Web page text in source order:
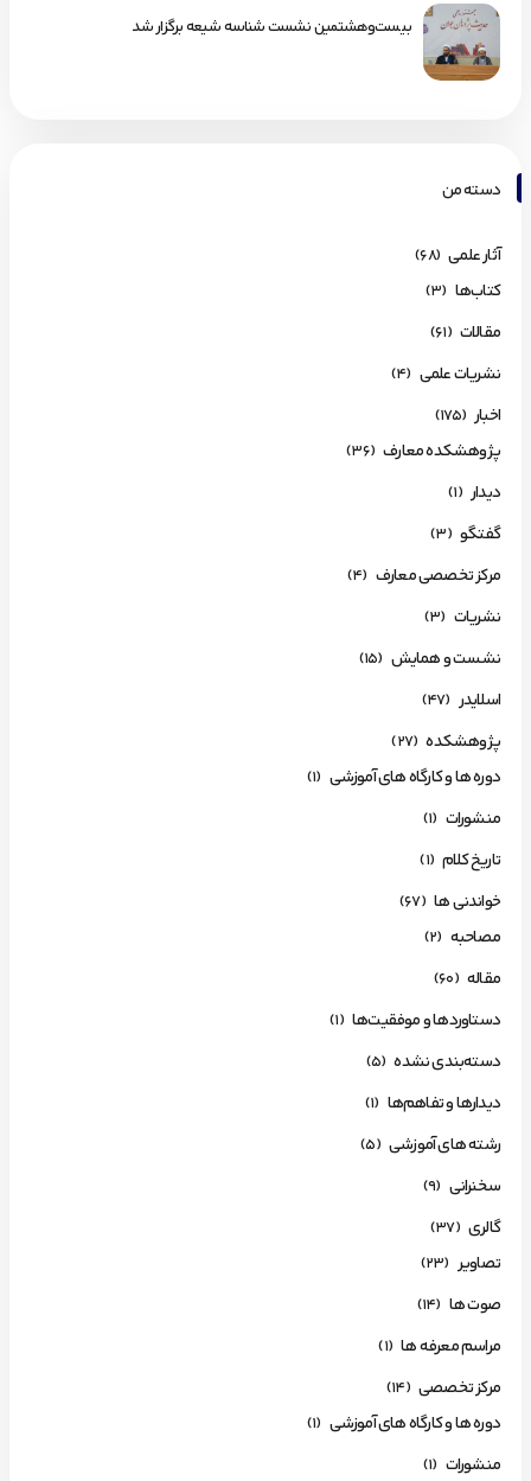
بیست‌وهشتمین نشست شناسه شیعه برگزار شد
دسته من
آثار علمی (68)
کتاب‌ها (3)
مقالات (61)
نشریات علمی (4)
اخبار (175)
پژوهشکده معارف (36)
دیدار (1)
گفتگو (3)
مرکز تخصصی معارف (4)
نشریات (3)
نشست و همایش (15)
اسلایدر (47)
پژوهشکده (27)
دوره ها و کارگاه های آموزشی (1)
منشورات (1)
تاریخ کلام (1)
خواندنی ها (67)
مصاحبه (2)
مقاله (60)
دستاوردها و موفقیت‌ها (1)
دسته‌بندی نشده (5)
دیدارها و تفاهم‌ها (1)
رشته های آموزشی (5)
سخنرانی (9)
گالری (37)
تصاویر (23)
صوت ها (14)
مراسم معرفه ها (1)
مرکز تخصصی (14)
دوره ها و کارگاه های آموزشی (1)
منشورات (1)